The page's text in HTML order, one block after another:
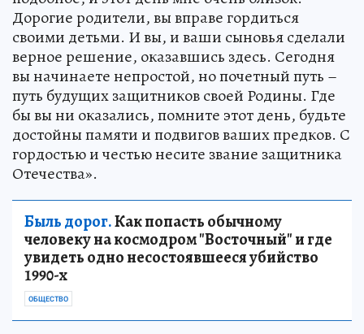
Дорогие родители, вы вправе гордиться
своими детьми. И вы, и ваши сыновья сделали
верное решение, оказавшись здесь. Сегодня
вы начинаете непростой, но почетный путь –
путь будущих защитников своей Родины. Где
бы вы ни оказались, помните этот день, будьте
достойны памяти и подвигов ваших предков. С
гордостью и честью несите звание защитника
Отечества».
Быль дорог.Как попасть обычному
человеку на космодром "Восточный" и где
увидеть одно несостоявшееся убийство
1990-х
ОБЩЕСТВО